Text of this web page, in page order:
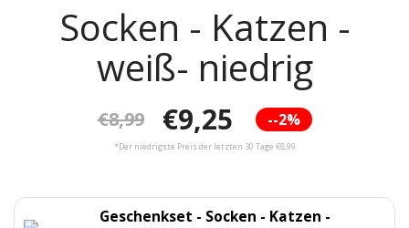
Socken - Katzen -
weiß- niedrig
--2%
€8,99 €9,25
*Der niedrigste Preis der letzten 30 Tage €8,99
Geschenkset - Socken - Katzen -